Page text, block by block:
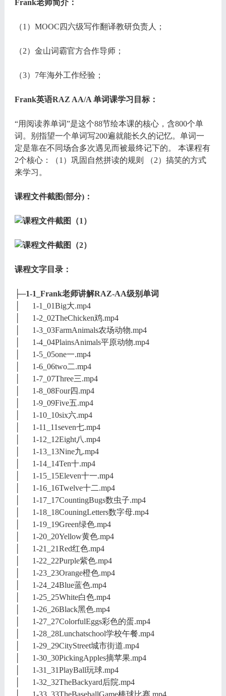
Frank老师简介：
（1）MOOC四六级写作翻译教研负责人；
（2）金山词霸官方合作导师；
（3）7年海外工作经验；
Frank英语RAZ AA/A 单词课学习目标：
“用阅读养单词”是这个88节绘本课的核心，含800个单
词。别指望一个单词写200遍就能长久的记忆。单词一
定是靠在不同场合多次遇见而被最终记下的。 本课程有
2个核心：（1）巩固自然拼读的规则 （2）搞笑的方式
来学习。
课程文件截图(部分)：
课程文字目录：
├─1-1_Frank老师讲解RAZ-AA级别单词
│ 1-1_01Big大.mp4
│ 1-2_02TheChicken鸡.mp4
│ 1-3_03FarmAnimals农场动物.mp4
│ 1-4_04PlainsAnimals平原动物.mp4
│ 1-5_05one一.mp4
│ 1-6_06two二.mp4
│ 1-7_07Three三.mp4
│ 1-8_08Four四.mp4
│ 1-9_09Five五.mp4
│ 1-10_10six六.mp4
│ 1-11_11seven七.mp4
│ 1-12_12Eight八.mp4
│ 1-13_13Nine九.mp4
│ 1-14_14Ten十.mp4
│ 1-15_15Eleven十一.mp4
│ 1-16_16Twelve十二.mp4
│ 1-17_17CountingBugs数虫子.mp4
│ 1-18_18CouningLetters数字母.mp4
│ 1-19_19Green绿色.mp4
│ 1-20_20Yellow黄色.mp4
│ 1-21_21Red红色.mp4
│ 1-22_22Purple紫色.mp4
│ 1-23_23Orange橙色.mp4
│ 1-24_24Blue蓝色.mp4
│ 1-25_25White白色.mp4
│ 1-26_26Black黑色.mp4
│ 1-27_27ColorfulEggs彩色的蛋.mp4
│ 1-28_28Lunchatschool学校午餐.mp4
│ 1-29_29CityStreet城市街道.mp4
│ 1-30_30PickingApples摘苹果.mp4
│ 1-31_31PlayBall玩球.mp4
│ 1-32_32TheBackyard后院.mp4
│ 1-33_33TheBaseballGame棒球比赛.mp4